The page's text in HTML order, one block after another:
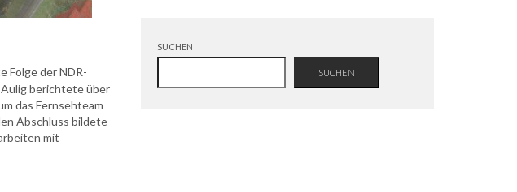
Folge der NDR-
Aulig berichtete über
das Fernsehteam
Abschluss bildete
mit
SUCHEN
SUCHEN